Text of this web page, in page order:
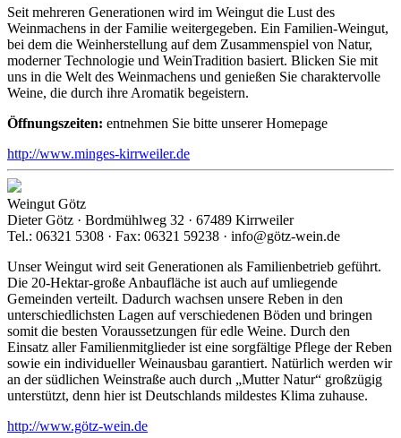
Seit mehreren Generationen wird im Weingut die Lust des
Weinmachens in der Familie weitergegeben. Ein Familien-Weingut,
bei dem die Weinherstellung auf dem Zusammenspiel von Natur,
moderner Technologie und WeinTradition basiert. Blicken Sie mit
uns in die Welt des Weinmachens und genießen Sie charaktervolle
Weine, die durch ihre Aromatik begeistern.
Öffnungszeiten: entnehmen Sie bitte unserer Homepage
http://www.minges-kirrweiler.de
Weingut Götz
Dieter Götz · Bordmühlweg 32 · 67489 Kirrweiler
Tel.: 06321 5308 · Fax: 06321 59238 · info@götz-wein.de
Unser Weingut wird seit Generationen als Familienbetrieb geführt.
Die 20-Hektar-große Anbaufläche ist auch auf umliegende
Gemeinden verteilt. Dadurch wachsen unsere Reben in den
unterschiedlichsten Lagen auf verschiedenen Böden und bringen
somit die besten Voraussetzungen für edle Weine. Durch den
Einsatz aller Familienmitglieder ist eine sorgfältige Pflege der Reben
sowie ein individueller Weinausbau garantiert. Natürlich werden wir
an der südlichen Weinstraße auch durch „Mutter Natur“ großzügig
unterstützt, denn hier ist Deutschlands mildestes Klima zuhause.
http://www.götz-wein.de